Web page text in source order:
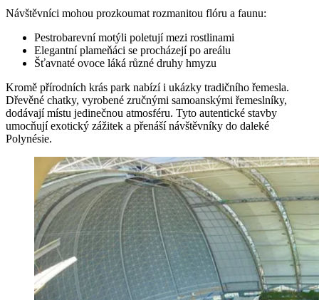
Návštěvníci mohou prozkoumat rozmanitou flóru a faunu:
Pestrobarevní motýli poletují mezi rostlinami
Elegantní plameňáci se procházejí po areálu
Šťavnaté ovoce láká různé druhy hmyzu
Kromě přírodních krás park nabízí i ukázky tradičního řemesla.
Dřevěné chatky, vyrobené zručnými samoanskými řemeslníky,
dodávají místu jedinečnou atmosféru. Tyto autentické stavby
umocňují exotický zážitek a přenáší návštěvníky do daleké
Polynésie.